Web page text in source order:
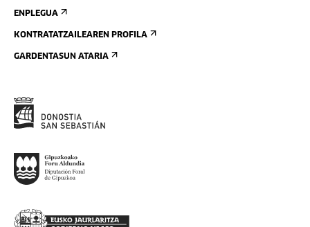
ENPLEGUA
KONTRATATZAILEAREN PROFILA
GARDENTASUN ATARIA